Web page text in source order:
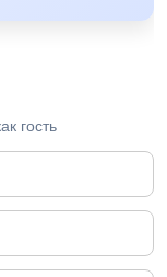
гость